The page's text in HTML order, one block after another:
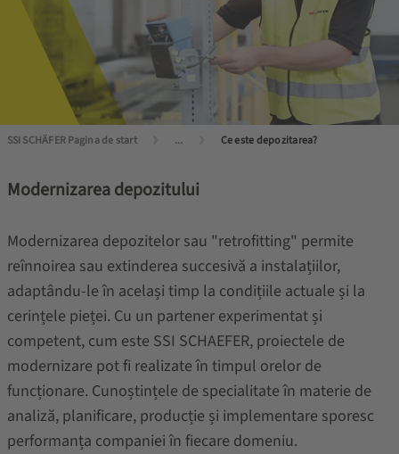
SSI SCHÄFER Pagina de start ... Ce este depozitarea?
Modernizarea depozitului
Modernizarea depozitelor sau "retrofitting" permite
reînnoirea sau extinderea succesivă a instalațiilor,
adaptându-le în același timp la condițiile actuale și la
cerințele pieței. Cu un partener experimentat și
competent, cum este SSI SCHAEFER, proiectele de
modernizare pot fi realizate în timpul orelor de
funcționare. Cunoștințele de specialitate în materie de
analiză, planificare, producție și implementare sporesc
performanța companiei în fiecare domeniu.